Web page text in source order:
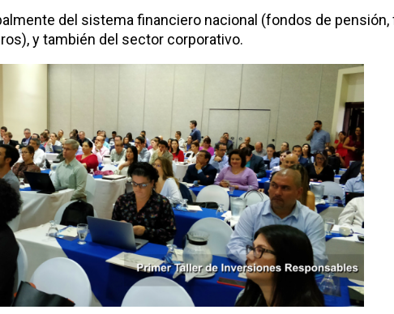
del sistema financiero nacional (fondos de
y también del sector corporativo.